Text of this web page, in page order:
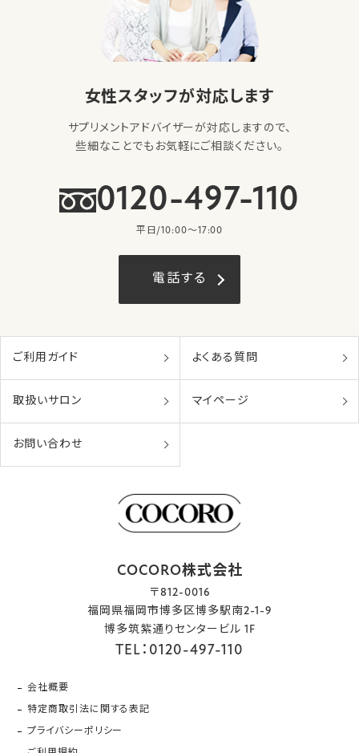
女性スタッフが対応します
サプリメントアドバイザーが対応しますので、
些細なことでもお気軽にご相談ください。
0120-497-110
平日/10:00〜17:00
電話する
ご利用ガイド よくある質問
取扱いサロン マイページ
お問い合わせ
COCORO株式会社
〒812-0016
福岡県福岡市博多区博多駅南2-1-9
博多筑紫通りセンタービル 1F
TEL：0120-497-110
会社概要
特定商取引法に関する表記
プライバシーポリシー